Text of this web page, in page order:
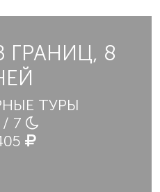
ГРАНИЦ, 8
ТУРЫ
/ 7